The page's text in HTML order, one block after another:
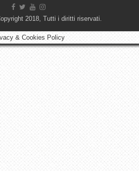
2018, Tutti i diritti riservati.
& Cookies Policy